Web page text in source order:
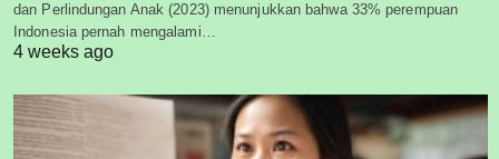
dan Perlindungan Anak (2023) menunjukkan bahwa 33% perempuan
Indonesia pernah mengalami…
4 weeks ago